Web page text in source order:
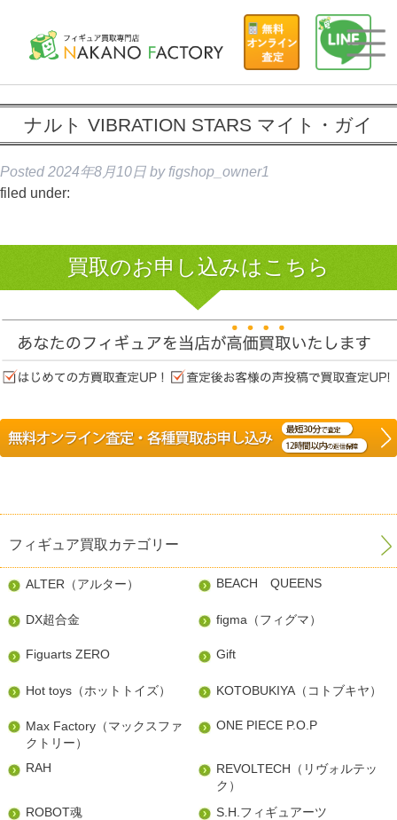
ナルト VIBRATION STARS マイト・ガイ
Posted 2024年8月10日 by figshop_owner1
filed under:
買取のお申し込みはこちら
フィギュア買取カテゴリー
ALTER（アルター） BEACH QUEENS
DX超合金 figma（フィグマ）
Figuarts ZERO Gift
Hot toys（ホットトイズ） KOTOBUKIYA（コトブキヤ）
Max Factory（マックスファ
クトリー）
ONE PIECE P.O.P
RAH
REVOLTECH（リヴォルテッ
ク）
ROBOT魂
S.H.フィギュアーツ